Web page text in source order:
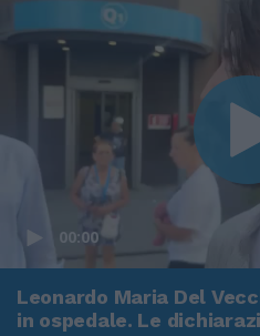
00:00
Leonardo Maria Del
in ospedale. Le